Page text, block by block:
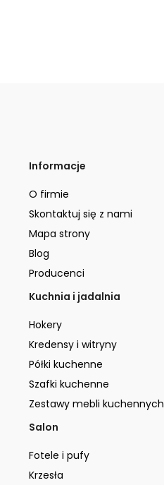
Informacje
O firmie
Skontaktuj się z nami
Mapa strony
Blog
Producenci
Kuchnia i jadalnia
Hokery
Kredensy i witryny
Półki kuchenne
Szafki kuchenne
Zestawy mebli kuchennych
Salon
Fotele i pufy
Krzesła